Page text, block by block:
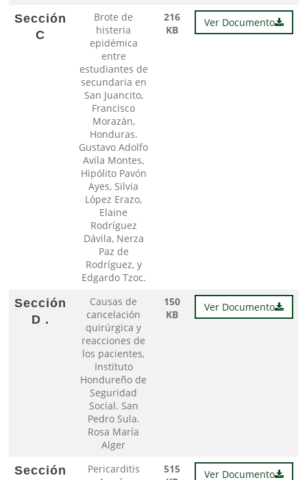
Sección
C
Brote de
histeria
epidémica
entre
estudiantes de
secundaria en
San Juancito,
Francisco
Morazán,
Honduras.
Gustavo Adolfo
Avila Montes,
Hipólito Pavón
Ayes, Silvia
López Erazo,
Elaine
Rodríguez
Dávila, Nerza
Paz de
Rodríguez, y
Edgardo Tzoc.
216
KB
Ver Documento
Sección
D .
Causas de
cancelación
quirúrgica y
reacciones de
los pacientes,
Instituto
Hondureño de
Seguridad
Social. San
Pedro Sula.
Rosa María
Alger
150
KB
Ver Documento
Sección
Pericarditis
515
Ver Documento